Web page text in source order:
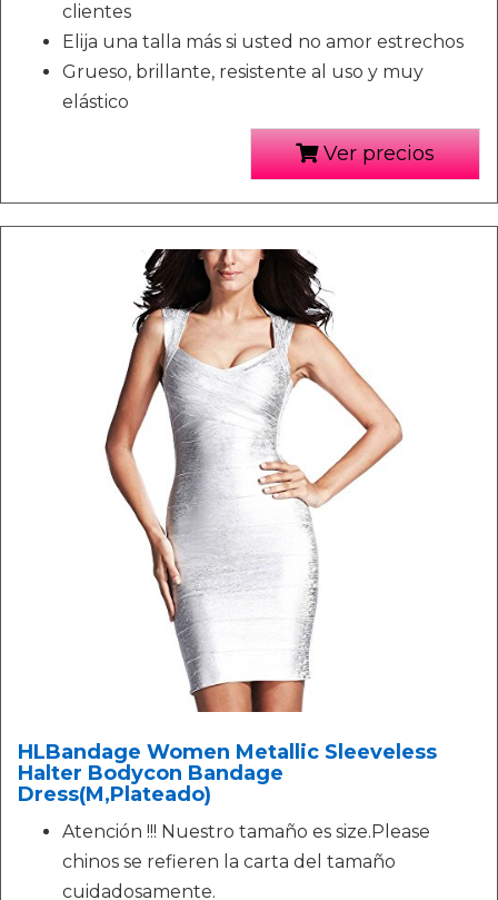
clientes
Elija una talla más si usted no amor estrechos
Grueso, brillante, resistente al uso y muy
elástico
Ver precios
HLBandage Women Metallic Sleeveless
Halter Bodycon Bandage
Dress(M,Plateado)
Atención !!! Nuestro tamaño es size.Please
chinos se refieren la carta del tamaño
cuidadosamente.